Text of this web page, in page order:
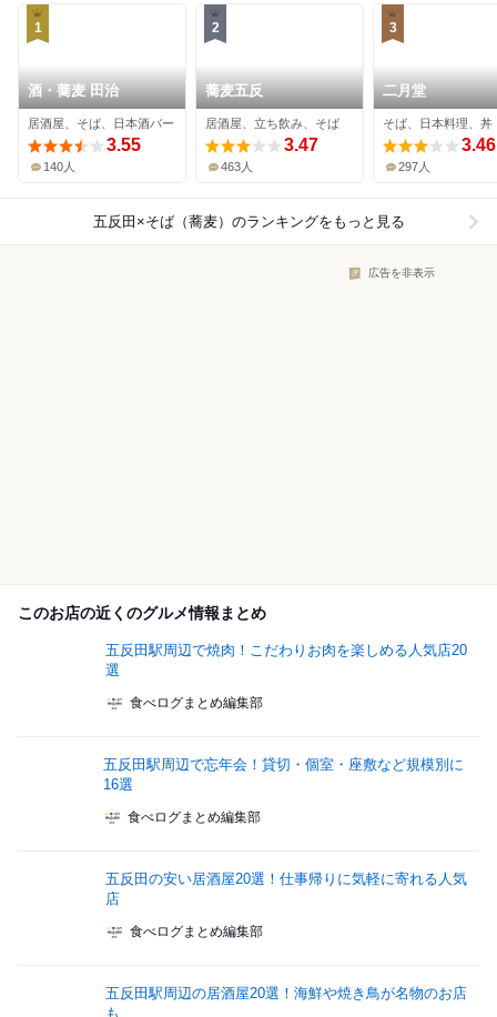
1
酒・蕎麦 田治
居酒屋、そば、日本酒バー
3.55
140人
2
蕎麦五反
居酒屋、立ち飲み、そば
3.47
463人
3
二月堂
そば、日本料理、丼
3.46
297人
五反田×そば（蕎麦） のランキングをもっと見る
広告を非表示
このお店の近くのグルメ情報まとめ
五反田駅周辺で焼肉！こだわりお肉を楽しめる人気店20
選
食べログまとめ編集部
五反田駅周辺で忘年会！貸切・個室・座敷など規模別に
16選
食べログまとめ編集部
五反田の安い居酒屋20選！仕事帰りに気軽に寄れる人気
店
食べログまとめ編集部
五反田駅周辺の居酒屋20選！海鮮や焼き鳥が名物のお店
も